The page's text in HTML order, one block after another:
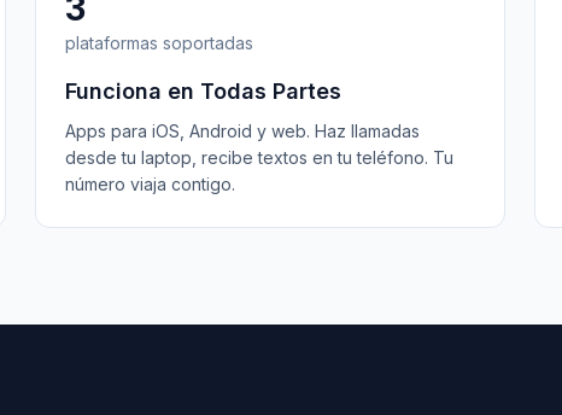
3
plataformas soportadas
Funciona en Todas Partes
Apps para iOS, Android y web. Haz llamadas
desde tu laptop, recibe textos en tu teléfono. Tu
número viaja contigo.